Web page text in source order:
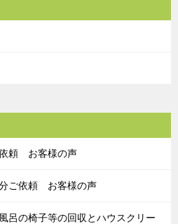
頼 お客様の声
ご依頼 お客様の声
呂の椅子等の回収とハウスクリー